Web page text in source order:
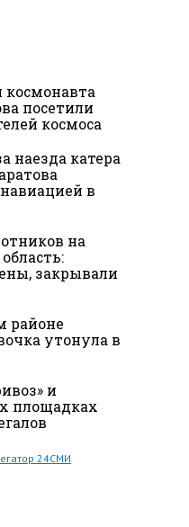
посетили
космоса
наезда катера
в
на
закрывали
районе
утонула в
и
площадках
24СМИ